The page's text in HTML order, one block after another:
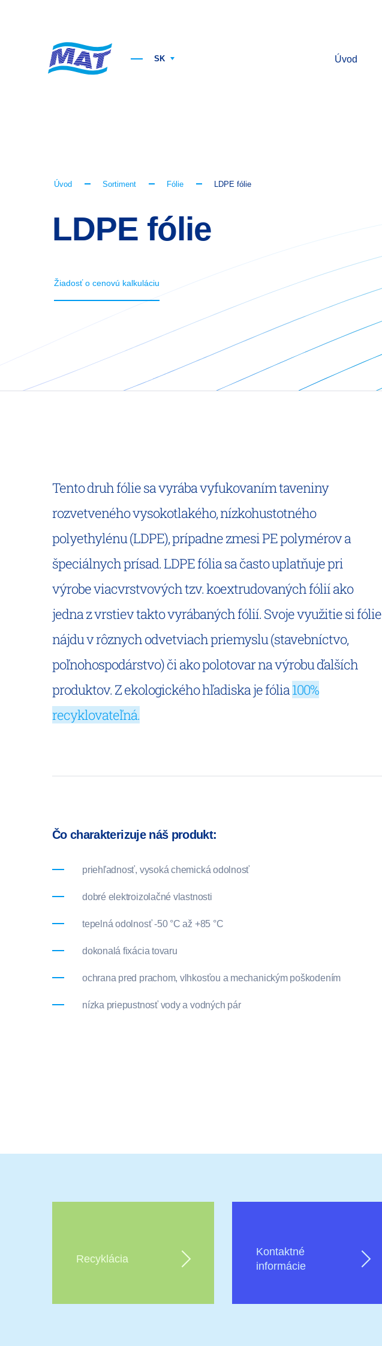
SK
Úvod Sortiment Fólie LDPE fólie
LDPE fólie
Žiadosť o cenovú kalkuláciu
Tento druh fólie sa vyrába vyfukovaním taveniny
rozvetveného vysokotlakého, nízkohustotného
polyethylénu (LDPE), prípadne zmesi PE polymérov a
špeciálnych prísad. LDPE fólia sa často uplatňuje pri
výrobe viacvrstvových tzv. koextrudovaných fólií ako
jedna z vrstiev takto vyrábaných fólií. Svoje využitie si fólie
nájdu v rôznych odvetviach priemyslu (stavebníctvo,
poľnohospodárstvo) či ako polotovar na výrobu ďalších
produktov. Z ekologického hľadiska je fólia100%
recyklovateľná.
Čo charakterizuje náš produkt:
priehľadnosť, vysoká chemická odolnosť
dobré elektroizolačné vlastnosti
tepelná odolnosť -50 °C až +85 °C
dokonalá fixácia tovaru
ochrana pred prachom, vlhkosťou a mechanickým poškodením
nízka priepustnosť vody a vodných pár
Recyklácia
Kontaktné
informácie
Úvod